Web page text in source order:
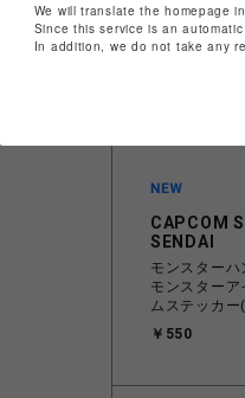
CAPCOM
SENDAI
モンスターハ
モンスターア
ムステッカ
￥550
We will translate the homepage
Since this service is an
In addition, we do not take any